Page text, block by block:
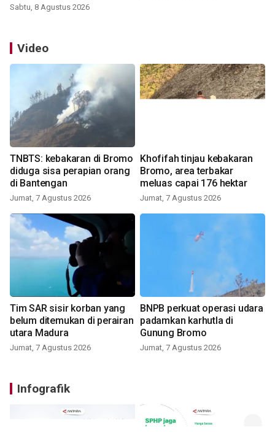
Sabtu, 8 Agustus 2026
Video
TNBTS: kebakaran di Bromo
diduga sisa perapian orang
di Bantengan
Jumat, 7 Agustus 2026
Khofifah tinjau kebakaran
Bromo, area terbakar
meluas capai 176 hektar
Jumat, 7 Agustus 2026
Tim SAR sisir korban yang
belum ditemukan di perairan
utara Madura
Jumat, 7 Agustus 2026
BNPB perkuat operasi udara
padamkan karhutla di
Gunung Bromo
Jumat, 7 Agustus 2026
Infografik